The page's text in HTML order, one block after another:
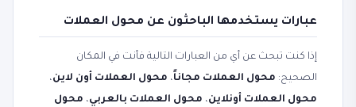
عبارات يستخدمها الباحثون عن محول العملات
إذا كنت تبحث عن أي من العبارات التالية فأنت في المكان
الصحيح: محول العملات مجاناً، محول العملات أون لاين،
محول العملات أونلاين، محول العملات بالعربي، محول